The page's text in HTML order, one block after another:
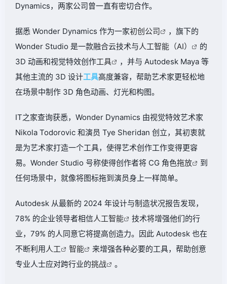
Dynamics，两家公司曾一直有密切合作。
据悉 Wonder Dynamics 作为一家初创公司 ， 旗下的
Wonder Studio 是一款融合云技术与人工智能（AI）
的
3D 动画和视觉特效创作工具
，并与 Autodesk Maya 等
其他主流的 3D 设计工具高度兼容，帮助艺术家更轻松地
在场景中制作 3D 角色动画、灯光和构图。
IT之家查询获悉，Wonder Dynamics 由视觉特效艺术家
Nikola Todorovic 和演员 Tye Sheridan 创立，其初衷就
是为艺术家打造一个工具，使得艺术创作工作变得更容
易。Wonder Studio 号称使得创作者将 CG 角色拖放
到
任何场景中，就像将图标拖到演员身上一样简单。
Autodesk 从最新的 2024 年设计与制造状况报告发现，
78% 的企业领导者相信人工智能
技术将增强他们的行
业，79% 的人同意它将提高创造力。 因此 Autodesk 也在
不断利用人工 智能
来增强各种必要的工具，帮助创意
专业人士应对跨行业的挑战 。